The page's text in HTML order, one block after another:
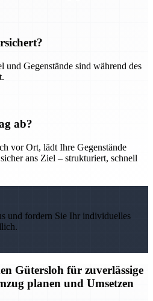
und Gegenstände sind während des
ab?
vor Ort, lädt Ihre Gegenstände
ans Ziel – strukturiert, schnell
und fordern Sie Ihr individuelles
Gütersloh für zuverlässige
planen und Umsetzen